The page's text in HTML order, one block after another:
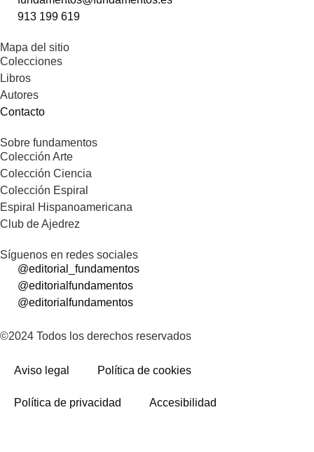
913 199 619
Mapa del sitio
Colecciones
Libros
Autores
Contacto
Sobre fundamentos
Colección Arte
Colección Ciencia
Colección Espiral
Espiral Hispanoamericana
Club de Ajedrez
Síguenos en redes sociales
@editorial_fundamentos
@editorialfundamentos
@editorialfundamentos
©2024 Todos los derechos reservados
Aviso legal Política de cookies
Política de privacidad Accesibilidad